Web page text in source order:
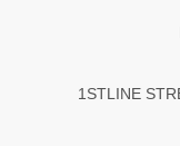
1STLINE